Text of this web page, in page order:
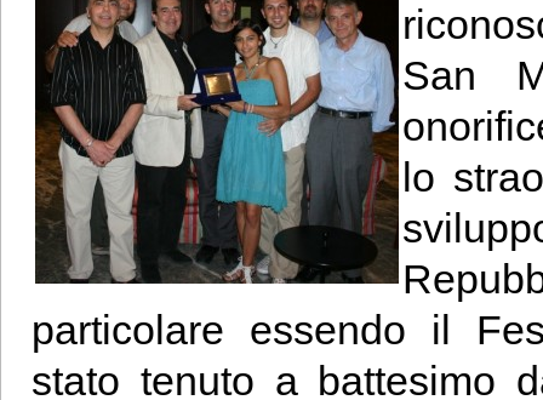
San
lo
particolare essendo il
stato tenuto a battesimo